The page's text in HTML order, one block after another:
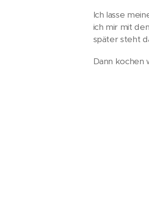
Ich lasse
ich mir mit
später steht
Dann kochen